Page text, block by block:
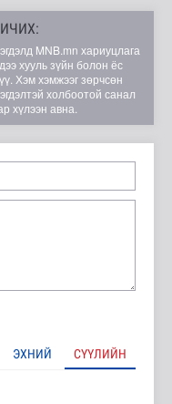
MNB.mn хариуцлага
хууль зүйн болон ёс
Хэм хэмжээг зөрчсөн
холбоотой санал
хүлээн авна.
ЭХНИЙ СҮҮЛИЙН